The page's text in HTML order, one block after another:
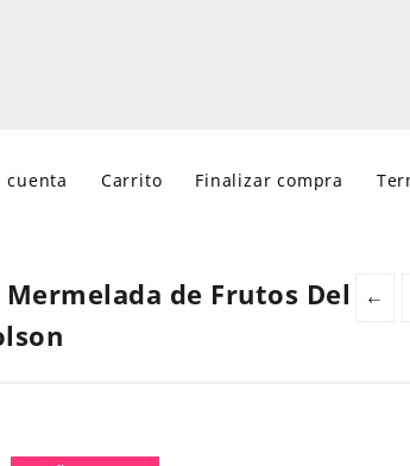
cuenta Carrito Finalizar compra
←
de Frutos Del